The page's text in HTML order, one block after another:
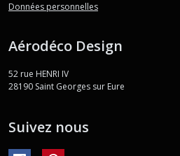
Données personnelles
Aérodéco Design
52 rue HENRI IV
28190 Saint Georges sur Eure
Suivez nous